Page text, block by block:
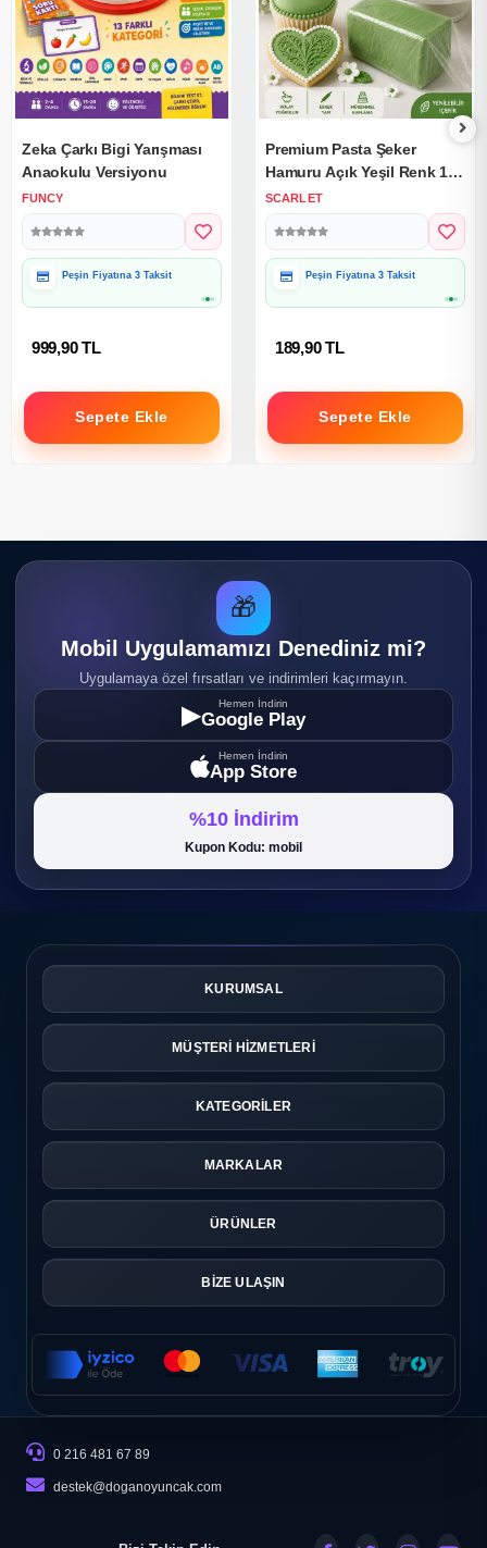
Zeka Çarkı Bigi Yarışması
Anaokulu Versiyonu
FUNCY
Hediye Paketine Uygun
999,90 TL
Sepete Ekle
Premium Pasta Şeker
Hamuru Açık Yeşil Renk 1
Kg.
SCARLET
Hediye Paketine Uygun
189,90 TL
Sepete Ekle
🎁
Mobil Uygulamamızı Denediniz mi?
Uygulamaya özel fırsatları ve indirimleri kaçırmayın.
▶ Hemen İndirin
Google Play
Hemen İndirin
App Store
%10 İndirim
Kupon Kodu: mobil
KURUMSAL
MÜŞTERİ HİZMETLERİ
KATEGORİLER
MARKALAR
ÜRÜNLER
BİZE ULAŞIN
0 216 481 67 89
destek@doganoyuncak.com